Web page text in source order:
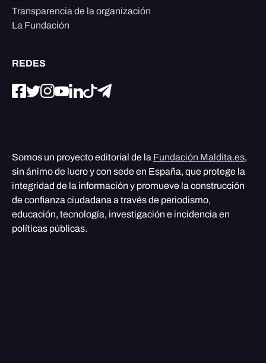
Transparencia de la organización
La Fundación
REDES
Somos un proyecto editorial de la Fundación Maldita.es,
sin ánimo de lucro y con sede en España, que protege la
integridad de la información y promueve la construcción
de confianza ciudadana a través de periodismo,
educación, tecnología, investigación e incidencia en
políticas públicas.